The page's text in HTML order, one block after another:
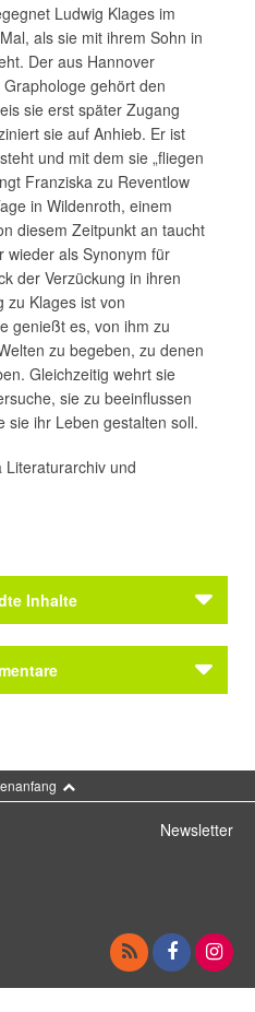
Ludwig Klages im
als sie mit ihrem Sohn in
Der aus Hannover
gehört den
sie erst später Zugang
sie auf Anhieb. Er ist
und mit dem sie „fliegen
Franziska zu Reventlow
in Wildenroth, einem
diesem Zeitpunkt an taucht
wieder als Synonym für
der Verzückung in ihren
zu Klages ist von
genießt es, von ihm zu
zu begeben, zu denen
Gleichzeitig wehrt sie
sie zu beeinflussen
sie ihr Leben gestalten soll.
Literaturarchiv und
Inhalte
Newsletter